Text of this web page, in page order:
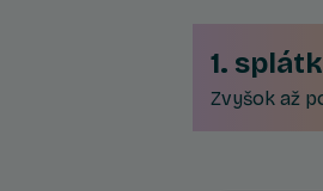
1.
Zvyšok až